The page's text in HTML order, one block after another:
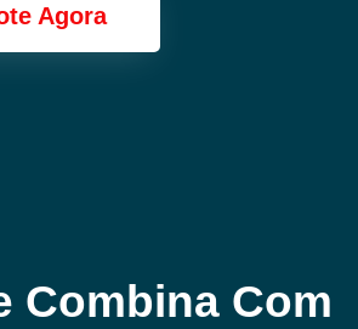
Agora
Combina Com